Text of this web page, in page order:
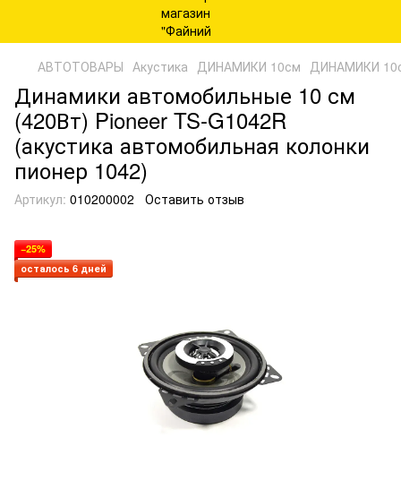
АВТОТОВАРЫ Акустика ДИНАМИКИ 10см ДИНАМИКИ
Динамики автомобильные 10 см
(420Вт) Pioneer TS-G1042R
(акустика автомобильная колонки
пионер 1042)
Артикул: 010200002 Оставить отзыв
−25%
осталось 6 дней